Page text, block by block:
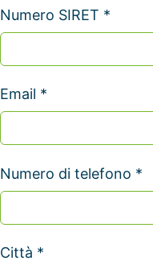
Numero SIRET *
Email *
Numero di telefono *
Città *